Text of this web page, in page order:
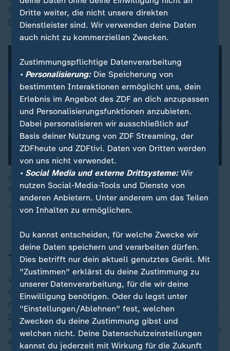
State liegt mit 18 Siegen im Westen auf Platz neun.
Die Playoffs liegen in weiter Ferne.
Dennis Schröder wechselte im Dezember 2024 von den Lakers
zu den Warriors.
Quelle: IMAGO
Theis bleibt Schlusslicht
Weltmeister Daniel Theis gewann zwar mit den New
Orleans Pelicans das zweite Spiel in Folge, bleibt aber
mit seinem Team Schlusslicht der Western Conference.
Der Center erzielte in 15 Minuten fünf Punkte und griff
sich sieben Rebounds - Hoffnung auf die Playoffs kann
er sich dennoch keine machen.
Dritte weiter, die nicht unsere direkten
Dienstleister sind. Wir verwenden deine Daten
auch nicht zu kommerziellen Zwecken.
Zustimmungspflichtige Datenverarbeitung
• Personalisierung:Die Speicherung von
bestimmten Interaktionen ermöglicht uns, dein
Erlebnis im Angebot des ZDF an dich anzupassen
und Personalisierungsfunktionen anzubieten.
Dabei personalisieren wir ausschließlich auf
Basis deiner Nutzung von ZDF Streaming, der
ZDFheute und ZDFtivi. Daten von Dritten werden
von uns nicht verwendet.
• Social Media und externe Drittsysteme:Wir
nutzen Social-Media-Tools und Dienste von
anderen Anbietern. Unter anderem um das Teilen
von Inhalten zu ermöglichen.
Du kannst entscheiden, für welche Zwecke wir
deine Daten speichern und verarbeiten dürfen.
Dies betrifft nur dein aktuell genutztes Gerät. Mit
"Zustimmen" erklärst du deine Zustimmung zu
unserer Datenverarbeitung, für die wir deine
Einwilligung benötigen. Oder du legst unter
"Einstellungen/Ablehnen" fest, welchen
Zwecken du deine Zustimmung gibst und
welchen nicht. Deine Datenschutzeinstellungen
kannst du jederzeit mit Wirkung für die Zukunft